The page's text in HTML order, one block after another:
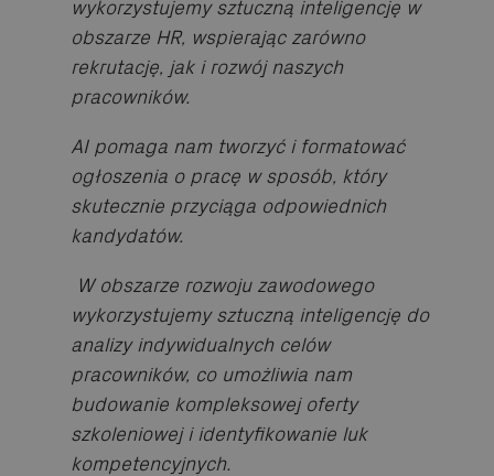
wykorzystujemy sztuczną inteligencję w
obszarze HR, wspierając zarówno
rekrutację, jak i rozwój naszych
pracowników.
AI pomaga nam tworzyć i formatować
ogłoszenia o pracę w sposób, który
skutecznie przyciąga odpowiednich
kandydatów.
W obszarze rozwoju zawodowego
wykorzystujemy sztuczną inteligencję do
analizy indywidualnych celów
pracowników, co umożliwia nam
budowanie kompleksowej oferty
szkoleniowej i identyfikowanie luk
kompetencyjnych.